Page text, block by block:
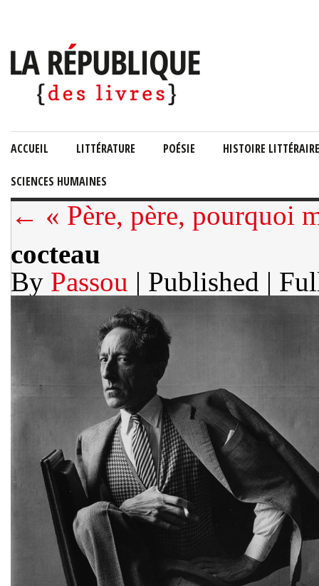
ACCUEIL LITTÉRATURE POÉSIE HISTOIRE LITTÉRAIRE
SCIENCES HUMAINES
← « Père, père, pourquoi
cocteau
By Passou | Published |